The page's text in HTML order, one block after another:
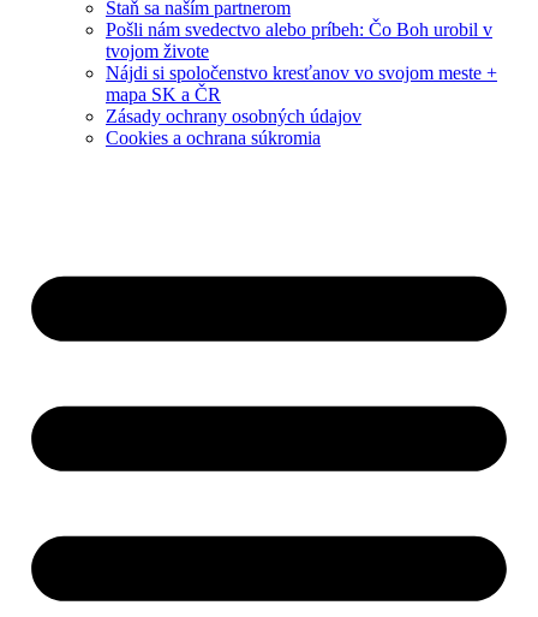
Staň sa naším partnerom
Pošli nám svedectvo alebo príbeh: Čo Boh urobil v
tvojom živote
Nájdi si spoločenstvo kresťanov vo svojom meste +
mapa SK a ČR
Zásady ochrany osobných údajov
Cookies a ochrana súkromia